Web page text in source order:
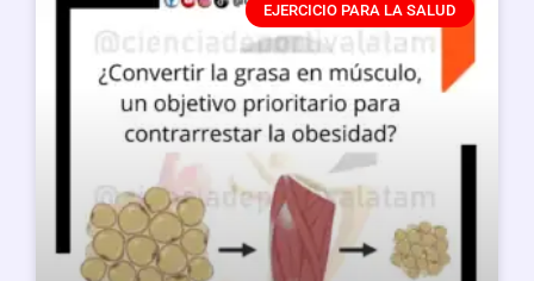
EJERCICIO PARA LA SALUD